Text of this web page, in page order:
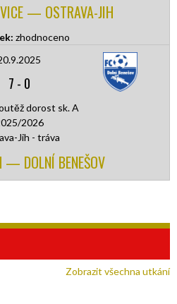
— OSTRAVA-JIH
zhodnoceno
7 - 0
dorost sk. A
2026
Jih - tráva
— DOLNÍ BENEŠOV
Zobrazit všechna utkání